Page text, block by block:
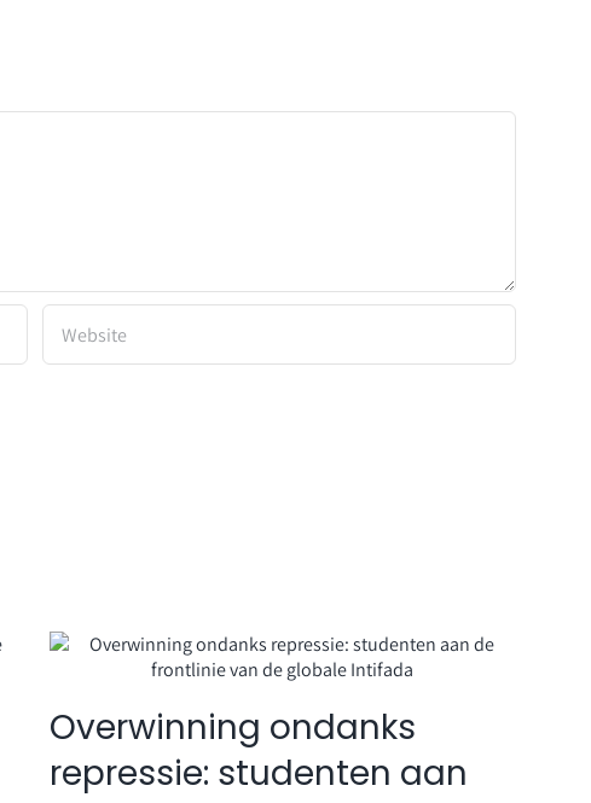
Overwinning ondanks
repressie: studenten aan